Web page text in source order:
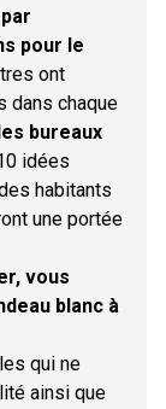
pour le
ont
dans chaque
bureaux
idées
habitants
une portée
vous
blanc à
qui ne
ainsi que